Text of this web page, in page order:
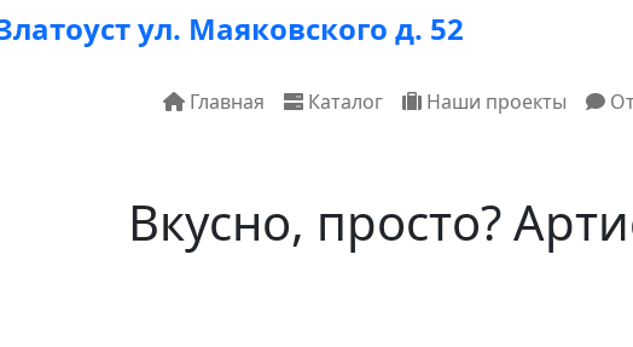
ул. Маяковского д. 52
Основная навигация
Главная Каталог Наши проекты
Вкусно, просто?